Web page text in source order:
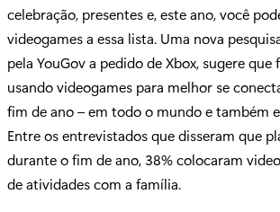
celebração, presentes e, este ano, você
videogames a essa lista. Uma nova
pela YouGov a pedido de Xbox, sugere que
usando videogames para melhor se
fim de ano – em todo o mundo e também
Entre os entrevistados que disseram que
durante o fim de ano, 38% colocaram
de atividades com a família.